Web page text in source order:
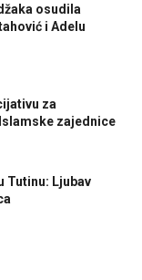
osudila
i Adelu
za
zajednice
Tutinu: Ljubav